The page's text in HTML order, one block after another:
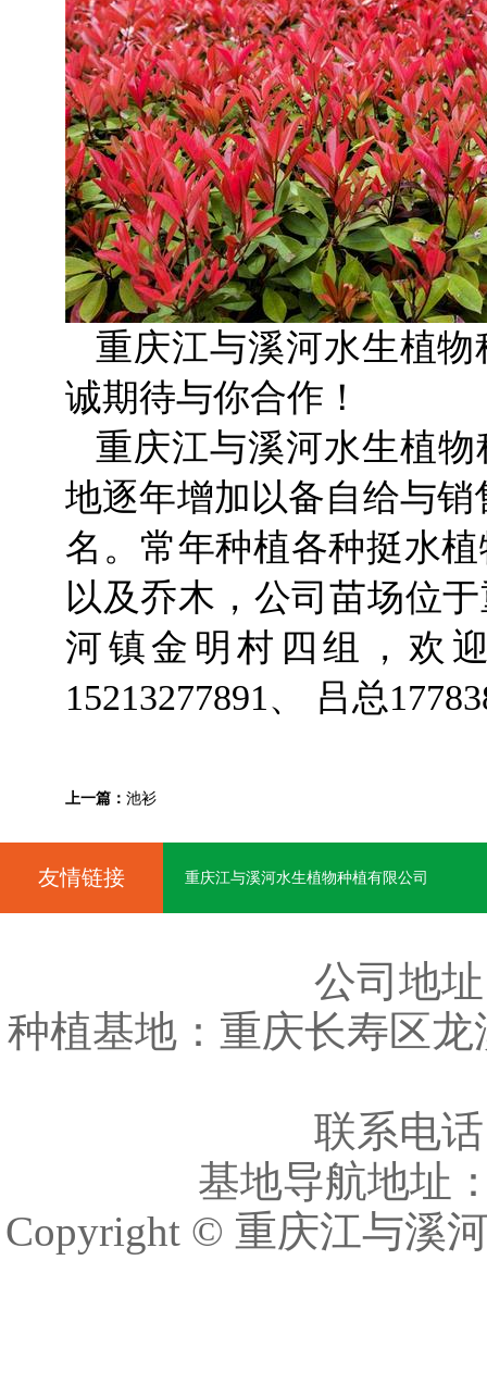
重庆江与溪河水生植
诚期待与你合作！
重庆江与溪河水生植
地逐年增加以备自给与
名。常年种植各种挺水
以及乔木，公司苗场位
河镇金明村四组，欢
15213277891、 吕总
上一篇： 池衫
友情链接 重庆江与溪河水生植物种植有限公司
公司地
种植基地：重庆长寿区
联系电
基地导航地址
Copyright © 重庆江与溪